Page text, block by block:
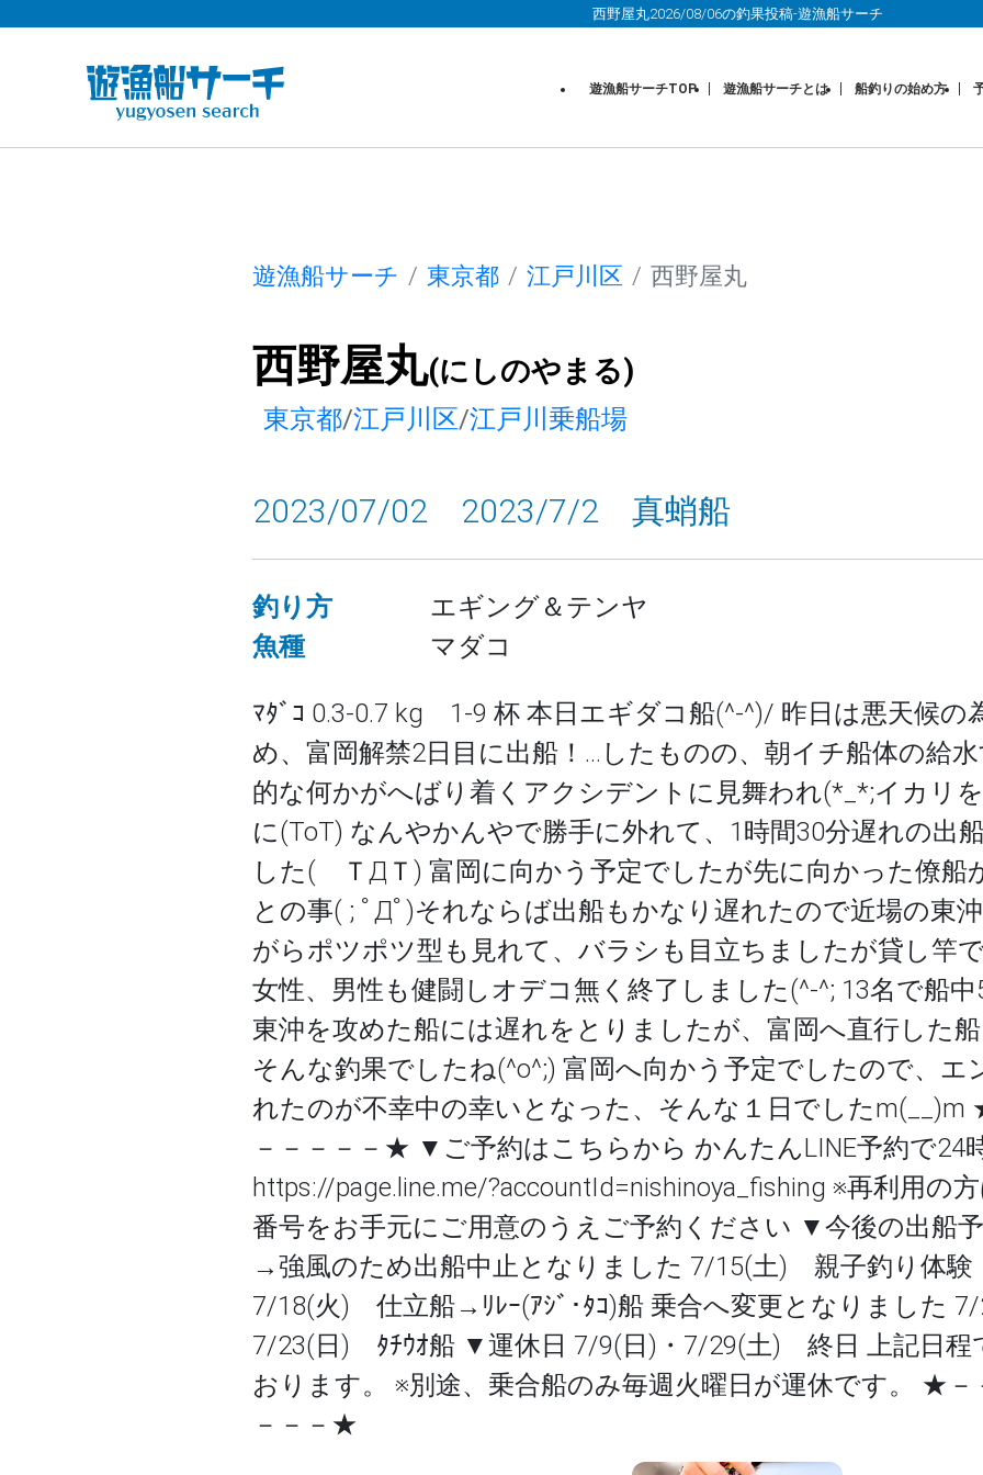
西野屋丸2026/08/06の釣果投稿-遊漁船サーチ
遊漁船サーチTOP 遊漁船サーチとは 船釣りの始め方
遊漁船サーチ 東京都 江戸川区 西野屋丸
西野屋丸(にしのやまる)
東京都/江戸川区/江戸川乗船場
2023/07/02 2023/7/2 真蛸船
釣り方
エギング＆テンヤ
魚種
マダコ
ﾏﾀﾞｺ 0.3-0.7 kg 1-9 杯 本日エギダコ船(^-^)/ 昨日は悪天候の
め、富岡解禁2日目に出船！…したものの、朝イチ船体の給
的な何かがへばり着くアクシデントに見舞われ(*_*;イカリ
に(ToT) なんやかんやで勝手に外れて、1時間30分遅れの出
した( ＴДＴ) 富岡に向かう予定でしたが先に向かった僚船
との事( ; ﾟДﾟ)それならば出船もかなり遅れたので近場の東
がらポツポツ型も見れて、バラシも目立ちましたが貸し竿
女性、男性も健闘しオデコ無く終了しました(^-^; 13名で船
東沖を攻めた船には遅れをとりましたが、富岡へ直行した
そんな釣果でしたね(^o^;) 富岡へ向かう予定でしたので、エ
れたのが不幸中の幸いとなった、そんな１日でしたm(__)m
－－－－－★ ▼ご予約はこちらから かんたんLINE予約で24
https://page.line.me/?accountId=nishinoya_fishing ※再利用の
番号をお手元にご用意のうえご予約ください ▼今後の出船
→強風のため出船中止となりました 7/15(土) 親子釣り体験
7/18(火) 仕立船→ﾘﾚｰ(ｱｼﾞ･ﾀｺ)船 乗合へ変更となりました
7/23(日) ﾀﾁｳｵ船 ▼運休日 7/9(日)・7/29(土) 終日 上記日程
おります。 ※別途、乗合船のみ毎週火曜日が運休です。 ★－
－－－★